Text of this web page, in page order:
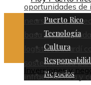
oportunidades de
nearshoring
basa en
logísticoBacardí
sostenibilidad
infraestructura y
Puerto Rico
Tecnología
Cultura
Negocios
Inversiones y